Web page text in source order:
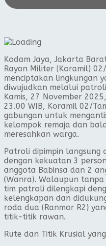
Kodam Jaya, Jakarta
Rayon Militer (Koramil)
menciptakan lingkungan
diwujudkan melalui
Kamis, 27 November
23.00 WIB, Koramil 02/
gabungan untuk
kelompok remaja dan
meresahkan warga.
​Patroli dipimpin langsung
dengan kekuatan 3
anggota Babinsa dan 2
(Wanra). Walaupun
tim patroli dilengkapi
kelengkapan dan
roda dua (Ranmor R2)
titik-titik rawan.
​Rute dan Titik Krusial